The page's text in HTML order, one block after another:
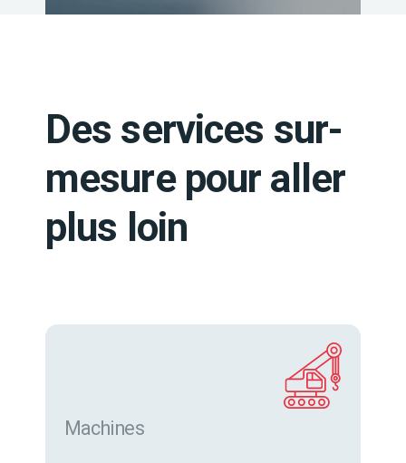
Des services sur-
mesure pour aller
plus loin
Machines